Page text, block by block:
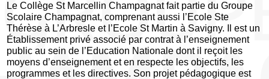
Le Collège St Marcellin Champagnat fait partie du Groupe
Scolaire Champagnat, comprenant aussi l’Ecole Ste
Thérèse à L’Arbresle et l’Ecole St Martin à Savigny. Il est un
Établissement privé associé par contrat à l’enseignement
public au sein de l’Education Nationale dont il reçoit les
moyens d’enseignement et en respecte les objectifs, les
programmes et les directives. Son projet pédagogique est